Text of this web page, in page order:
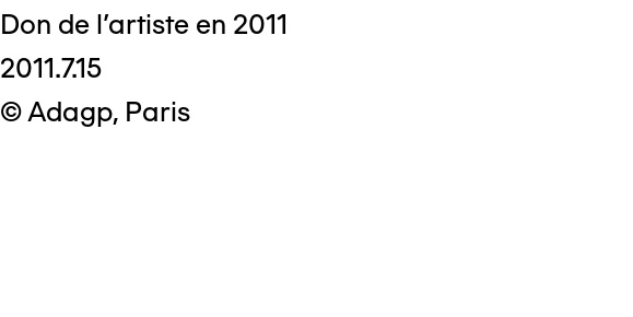
Don de l'artiste en 2011
2011.7.15
© Adagp, Paris